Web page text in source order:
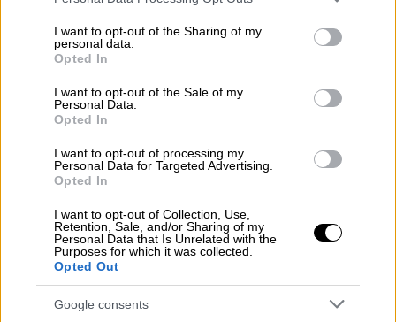
not limited to your visit or usage behaviour. You may click to
grant or deny consent to Google and its third-party tags to
use your data for below specified purposes in below Google
consent section.
I want to opt-out of the Sharing of my
personal data.
Opted In
I want to opt-out of the Sale of my
Personal Data.
Opted In
I want to opt-out of processing my
Personal Data for Targeted Advertising.
Opted In
I want to opt-out of Collection, Use,
Retention, Sale, and/or Sharing of my
Personal Data that Is Unrelated with the
Purposes for which it was collected.
Opted Out
Google consents
Η σαρκοφάγος ανασύρθηκε από τον
καθεδρικό ναό την Τρίτη, δήλωσε το εθνικό
αρχαιολογικό ερευνητικό ινστιτούτο INRAP
της Γαλλίας κατά τη διάρκεια συνέντευξης
Τύπου. Αυτή τη στιγμή
ασφαλή χώροκαι θα σταλεί «πολύ σύντομα»
στο Ινστιτούτο Ιατροδικαστικής στην